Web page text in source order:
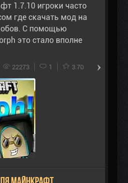
1.7.10 игроки часто
где скачать мод на
С помощью
это стало вполне
22273 1 3.70